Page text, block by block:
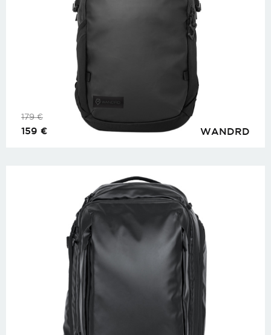
WANDRD
179€
159 €